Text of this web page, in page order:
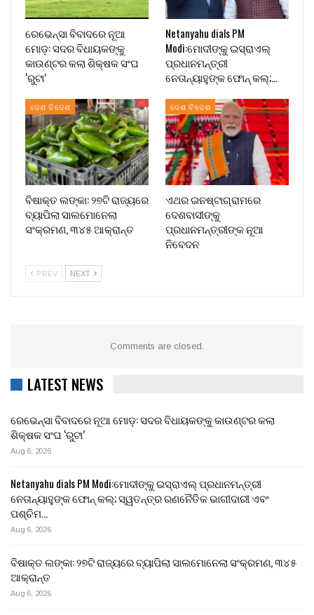
ରେଭେନ୍ସା ବିବାଦରେ ନୂଆ
ମୋଡ଼: ସଦର ବିଧାୟକଙ୍କୁ
କାଉଣ୍ଟର କଲା ଶିକ୍ଷକ ସଂଘ
‘ରୁଟା’
Netanyahu dials PM
Modi:ମୋଦୀଙ୍କୁ ଇସ୍ରାଏଲ୍
ପ୍ରଧାନମନ୍ତ୍ରୀ
ନେତାନ୍ୟାହୁଙ୍କ ଫୋନ୍ କଲ୍;…
ଦେଶ ବିଦେଶ
ବିଷାକ୍ତ ଲଙ୍କା: ୨୭ଟି ରାଜ୍ୟରେ
ବ୍ୟାପିଲା ସାଲମୋନେଲା
ସଂକ୍ରମଣ, ୩୪୫ ଆକ୍ରାନ୍ତ
ଦେଶ ବିଦେଶ
ଏଥର ଇନଷ୍ଟାଗ୍ରାମରେ
ଦେଶବାସୀଙ୍କୁ
ପ୍ରଧାନମନ୍ତ୍ରୀଙ୍କ ନୂଆ
ନିବେଦନ
PREV NEXT
Comments are closed.
LATEST NEWS
ରେଭେନ୍ସା ବିବାଦରେ ନୂଆ ମୋଡ଼: ସଦର ବିଧାୟକଙ୍କୁ କାଉଣ୍ଟର କଲା
ଶିକ୍ଷକ ସଂଘ ‘ରୁଟା’
Aug 6, 2026
Netanyahu dials PM Modi:ମୋଦୀଙ୍କୁ ଇସ୍ରାଏଲ୍ ପ୍ରଧାନମନ୍ତ୍ରୀ
ନେତାନ୍ୟାହୁଙ୍କ ଫୋନ୍ କଲ୍; ସ୍ୱତନ୍ତ୍ର ରଣନୈତିକ ଭାଗୀଦାରୀ ଏବଂ
ପଶ୍ଚିମ…
Aug 6, 2026
ବିଷାକ୍ତ ଲଙ୍କା: ୨୭ଟି ରାଜ୍ୟରେ ବ୍ୟାପିଲା ସାଲମୋନେଲା ସଂକ୍ରମଣ, ୩୪୫
ଆକ୍ରାନ୍ତ
Aug 6, 2026